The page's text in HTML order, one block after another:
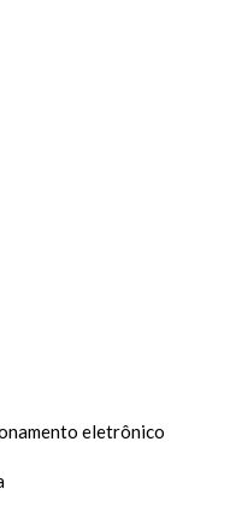
eletrônico